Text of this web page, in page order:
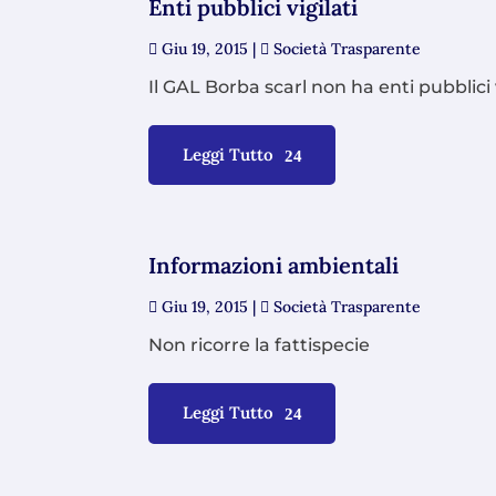
Enti pubblici vigilati
Giu 19, 2015 | Società Trasparente
Il GAL Borba scarl non ha enti
Leggi Tutto
Informazioni ambientali
Giu 19, 2015 | Società Trasparente
Non ricorre la fattispecie
Leggi Tutto